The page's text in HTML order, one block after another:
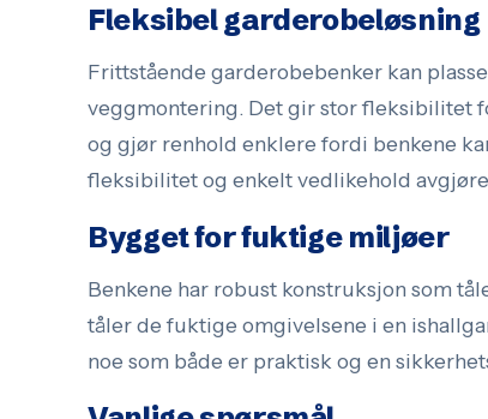
Fleksibel garderobeløsning
Frittstående garderobebenker kan
veggmontering. Det gir stor fleksibilitet
og gjør renhold enklere fordi benkene
fleksibilitet og enkelt vedlikehold
Bygget for fuktige miljøer
Benkene har robust konstruksjon som
tåler de fuktige omgivelsene i en
noe som både er praktisk og en